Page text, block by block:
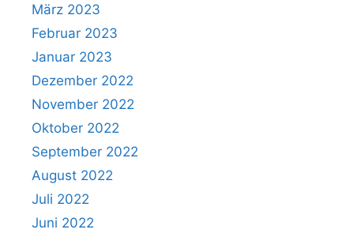
März 2023
Februar 2023
Januar 2023
Dezember 2022
November 2022
Oktober 2022
September 2022
August 2022
Juli 2022
Juni 2022